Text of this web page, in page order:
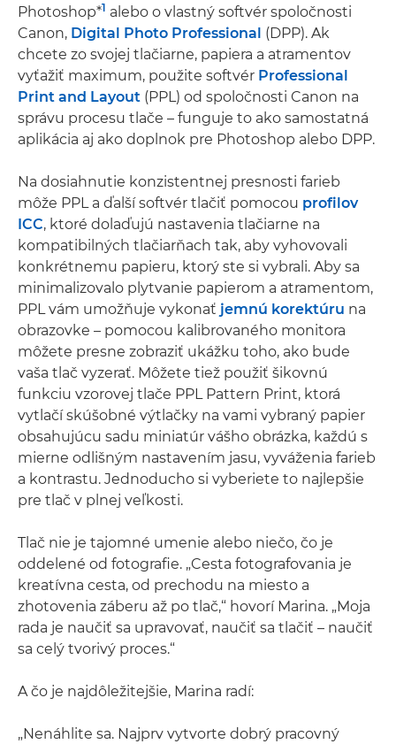
Photoshop*1 alebo o vlastný softvér spoločnosti
Canon, Digital Photo Professional (DPP). Ak
chcete zo svojej tlačiarne, papiera a atramentov
vyťažiť maximum, použite softvér Professional
Print and Layout (PPL) od spoločnosti Canon na
správu procesu tlače – funguje to ako samostatná
aplikácia aj ako doplnok pre Photoshop alebo DPP.
Na dosiahnutie konzistentnej presnosti farieb
môže PPL a ďalší softvér tlačiť pomocou profilov
ICC, ktoré dolaďujú nastavenia tlačiarne na
kompatibilných tlačiarňach tak, aby vyhovovali
konkrétnemu papieru, ktorý ste si vybrali. Aby sa
minimalizovalo plytvanie papierom a atramentom,
PPL vám umožňuje vykonať jemnú korektúru na
obrazovke – pomocou kalibrovaného monitora
môžete presne zobraziť ukážku toho, ako bude
vaša tlač vyzerať. Môžete tiež použiť šikovnú
funkciu vzorovej tlače PPL Pattern Print, ktorá
vytlačí skúšobné výtlačky na vami vybraný papier
obsahujúcu sadu miniatúr vášho obrázka, každú s
mierne odlišným nastavením jasu, vyváženia farieb
a kontrastu. Jednoducho si vyberiete to najlepšie
pre tlač v plnej veľkosti.
Tlač nie je tajomné umenie alebo niečo, čo je
oddelené od fotografie. „Cesta fotografovania je
kreatívna cesta, od prechodu na miesto a
zhotovenia záberu až po tlač,“ hovorí Marina. „Moja
rada je naučiť sa upravovať, naučiť sa tlačiť – naučiť
sa celý tvorivý proces.“
A čo je najdôležitejšie, Marina radí:
„Nenáhlite sa. Najprv vytvorte dobrý pracovný